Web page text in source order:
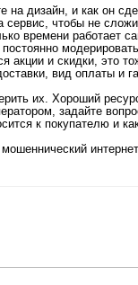
на дизайн, и как он
сервис, чтобы не
времени работает
акции и скидки, это
вид оплаты и
их. Хороший
задайте
к покупателю и